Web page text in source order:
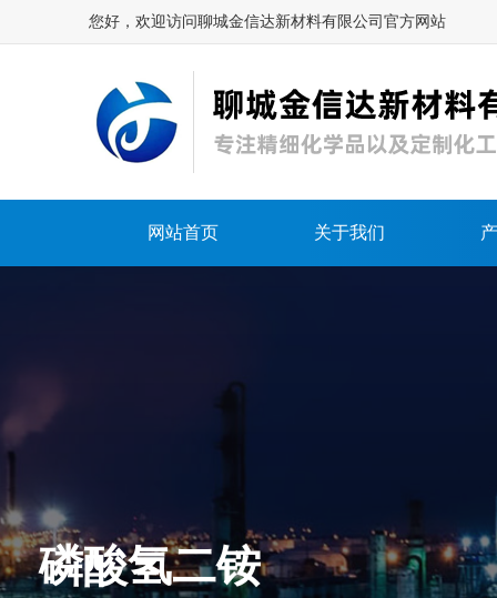
您好，欢迎访问聊城金信达新材料有限公司官方网站
网站首页 关于我们
磷酸氢二铵